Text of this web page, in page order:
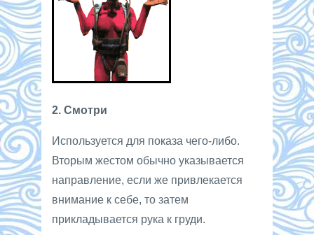
2. Смотри
Используется для показа чего-либо.
Вторым жестом обычно указывается
направление, если же привлекается
внимание к себе, то затем
прикладывается рука к груди.